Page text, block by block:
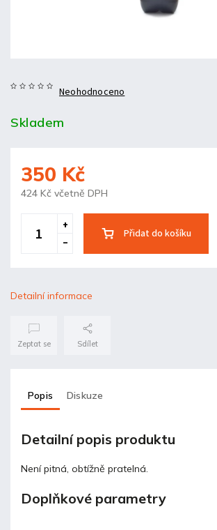
Neohodnoceno
Skladem
350 Kč
424 Kč včetně DPH
Přidat do košíku
Detailní informace
Zeptat se Sdílet
Popis Diskuze
Detailní popis produktu
Není pitná, obtížně pratelná.
Doplňkové parametry